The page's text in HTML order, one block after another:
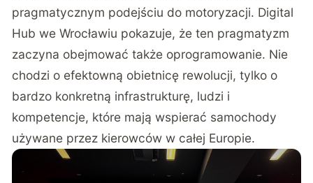
pragmatycznym podejściu do motoryzacji. Digital
Hub we Wrocławiu pokazuje, że ten pragmatyzm
zaczyna obejmować także oprogramowanie. Nie
chodzi o efektowną obietnicę rewolucji, tylko o
bardzo konkretną infrastrukturę, ludzi i
kompetencje, które mają wspierać samochody
używane przez kierowców w całej Europie.